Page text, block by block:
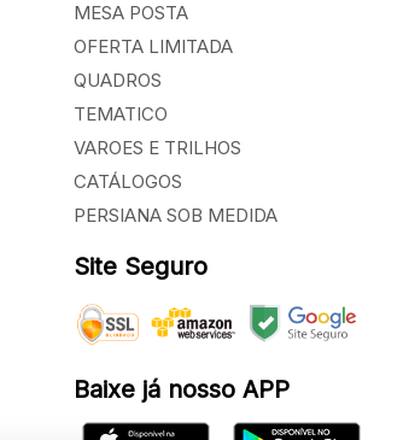
MESA POSTA
OFERTA LIMITADA
QUADROS
TEMATICO
VAROES E TRILHOS
CATÁLOGOS
PERSIANA SOB MEDIDA
Site Seguro
Baixe já nosso APP